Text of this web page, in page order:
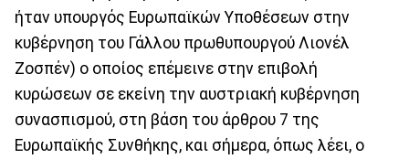
ήταν υπουργός Ευρωπαϊκών Υποθέσεων στην
κυβέρνηση του Γάλλου πρωθυπουργού Λιονέλ
Ζοσπέν) ο οποίος επέμεινε στην επιβολή
κυρώσεων σε εκείνη την αυστριακή κυβέρνηση
συνασπισμού, στη βάση του άρθρου 7 της
Ευρωπαϊκής Συνθήκης, και σήμερα, όπως λέει, ο